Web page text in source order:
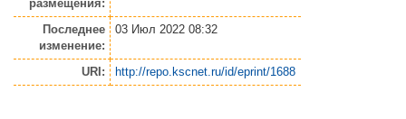
размещения:
Последнее
изменение:
03 Июл 2022 08:32
URI: http://repo.kscnet.ru/id/eprint/1688